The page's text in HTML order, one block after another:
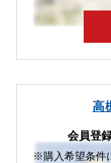
高
会員登
※購入希望条件